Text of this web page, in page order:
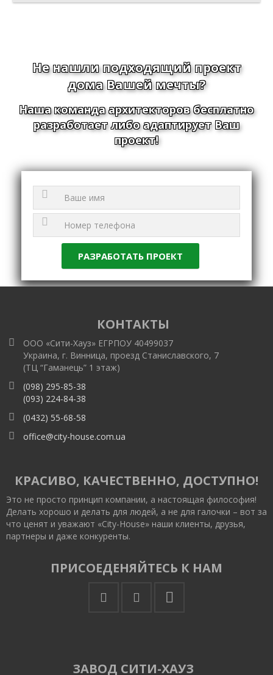
Не нашли подходящий проект
дома Вашей мечты?
Наша команда архитекторов бесплатно
разработает либо адаптирует Ваш
проект!
КОНТАКТЫ
ООО «Сити-Хауз» ЕГРПОУ 40499037
Украина, г. Винница, проезд Станиславского, 7
(ТЦ “Гаманець” 1 этаж)
(098) 295-85-38
(093) 224-84-38
(0432) 55-68-58
office@city-house.com.ua
КРАСИВО, КАЧЕСТВЕННО, ДОСТУПНО!
Это не просто принцип компании, а настоящая философия!
Делать хорошо и делать для людей, а не для галочки – вот за
что ценят и уважают «City-House» наши клиенты, друзья,
партнеры и даже конкуренты.
ПРИСОЕДЕНЯЙТЕСЬ К НАМ
ЗАВОД СИТИ-ХАУЗ